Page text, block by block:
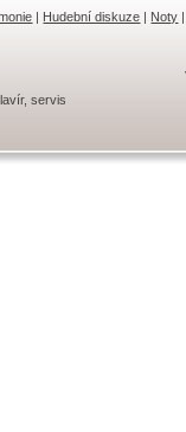
| Hudební diskuze | Noty
servis